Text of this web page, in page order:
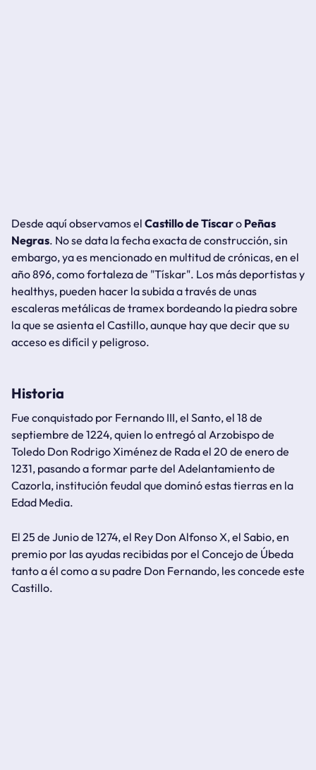
Desde aquí observamos el Castillo de Tíscaro Peñas
Negras. No se data la fecha exacta de construcción, sin
embargo, ya es mencionado en multitud de crónicas, en el
año 896, como fortaleza de "Tískar". Los más deportistas y
healthys, pueden hacer la subida a través de unas
escaleras metálicas de tramex bordeando la piedra sobre
la que se asienta el Castillo, aunque hay que decir que su
acceso es difícil y peligroso.
Historia
Fue conquistado por Fernando III, el Santo, el 18 de
septiembre de 1224, quien lo entregó al Arzobispo de
Toledo Don Rodrigo Ximénez de Rada el 20 de enero de
1231, pasando a formar parte del Adelantamiento de
Cazorla, institución feudal que dominó estas tierras en la
Edad Media.
El 25 de Junio de 1274, el Rey Don Alfonso X, el Sabio, en
premio por las ayudas recibidas por el Concejo de Úbeda
tanto a él como a su padre Don Fernando, les concede este
Castillo.